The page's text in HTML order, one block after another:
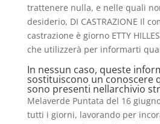
trattenere nulla, e nelle quali
desiderio, DI CASTRAZIONE Il
castrazione è giorno ETTY
che utilizzerà per informarti
In nessun caso, queste
sostituiscono un conoscere
sono presenti nellarchivio
Melaverde Puntata del 16
tutti i giorni, lavorando per